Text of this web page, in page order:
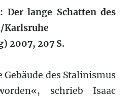
Der lange Schatten des
Karlsruhe
2007, 207 S.
Gebäude des Stalinismus
schrieb Isaac